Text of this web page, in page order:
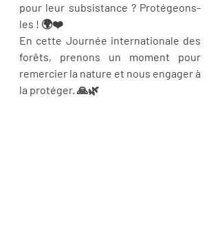
pour leur subsistance ? Protégeons-
les ! 🌍❤️
En cette Journée internationale des
forêts, prenons un moment pour
remercier la nature et nous engager à
la protéger. 🙏🌿